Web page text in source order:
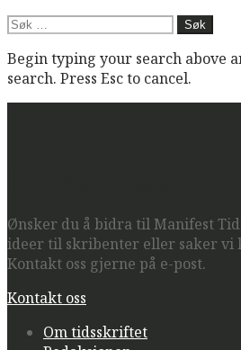
Søk
Begin typing your search above
search. Press Esc to cancel.
Ønsker du å bidra til Manifest
ideer til skribenter eller saker vi
Kontakt oss gjerne på e-post.
Kontakt oss
Om tidsskriftet